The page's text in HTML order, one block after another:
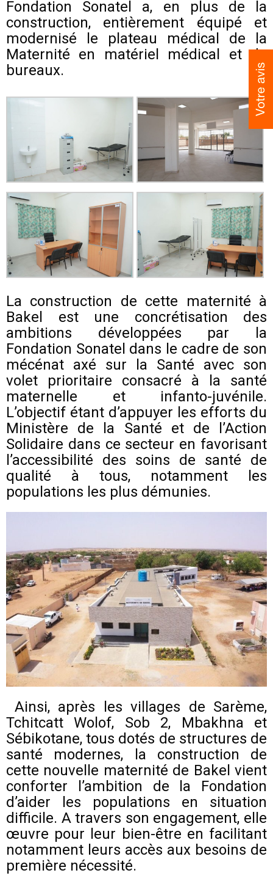
Fondation Sonatel a, en plus de la
construction, entièrement équipé et
modernisé le plateau médical de la
Maternité en matériel médical et de
bureaux.
La construction de cette maternité à
Bakel est une concrétisation des
ambitions développées par la
Fondation Sonatel dans le cadre de son
mécénat axé sur la Santé avec son
volet prioritaire consacré à la santé
maternelle et infanto-juvénile.
L’objectif étant d’appuyer les efforts du
Ministère de la Santé et de l’Action
Solidaire dans ce secteur en favorisant
l’accessibilité des soins de santé de
qualité à tous, notamment les
populations les plus démunies.
Ainsi, après les villages de Sarème,
Tchitcatt Wolof, Sob 2, Mbakhna et
Sébikotane, tous dotés de structures de
santé modernes, la construction de
cette nouvelle maternité de Bakel vient
conforter l’ambition de la Fondation
d’aider les populations en situation
difficile. A travers son engagement, elle
œuvre pour leur bien-être en facilitant
notamment leurs accès aux besoins de
première nécessité.